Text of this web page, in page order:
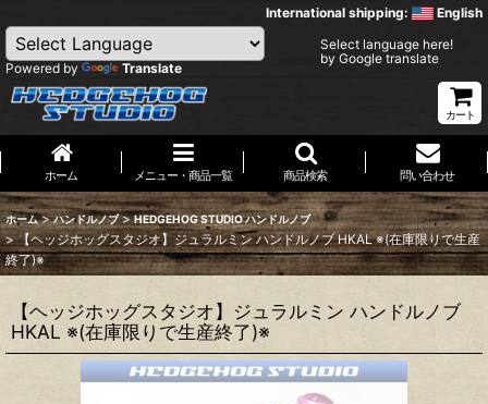
International shipping: English
Powered by Translate
Select language here!
by Google translate
カート
ホーム メニュー・商品一覧 商品検索 問い合わせ
ホーム > ハンドルノブ > HEDGEHOG STUDIO ハンドルノブ
> 【ヘッジホッグスタジオ】ジュラルミン ハンドルノブ HKAL ※(在庫限りで生産
終了)※
【ヘッジホッグスタジオ】ジュラルミン ハンドルノブ
HKAL ※(在庫限りで生産終了)※